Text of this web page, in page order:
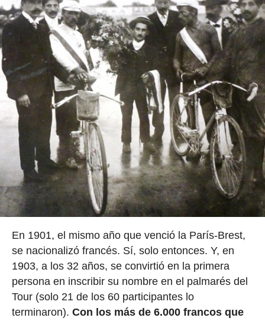
En 1901, el mismo año que venció la París-Brest,
se nacionalizó francés. Sí, solo entonces. Y, en
1903, a los 32 años, se convirtió en la primera
persona en inscribir su nombre en el palmarés del
Tour (solo 21 de los 60 participantes lo
terminaron). Con los más de 6.000 francos que